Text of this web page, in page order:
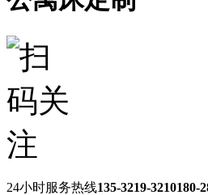
24小时服务热线135-3219-3210180-